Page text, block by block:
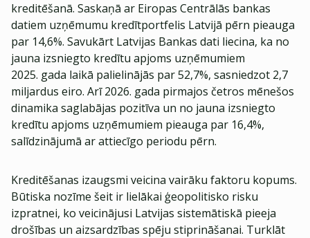
kreditēšanā. Saskaņā ar Eiropas Centrālās bankas
datiem uzņēmumu kredītportfelis Latvijā pērn pieauga
par 14,6%. Savukārt Latvijas Bankas dati liecina, ka no
jauna izsniegto kredītu apjoms uzņēmumiem
2025. gada laikā palielinājās par 52,7%, sasniedzot 2,7
miljardus eiro. Arī 2026. gada pirmajos četros mēnešos
dinamika saglabājas pozitīva un no jauna izsniegto
kredītu apjoms uzņēmumiem pieauga par 16,4%,
salīdzinājumā ar attiecīgo periodu pērn.
Kreditēšanas izaugsmi veicina vairāku faktoru kopums.
Būtiska nozīme šeit ir lielākai ģeopolitisko risku
izpratnei, ko veicinājusi Latvijas sistemātiskā pieeja
drošības un aizsardzības spēju stiprināšanai. Turklāt